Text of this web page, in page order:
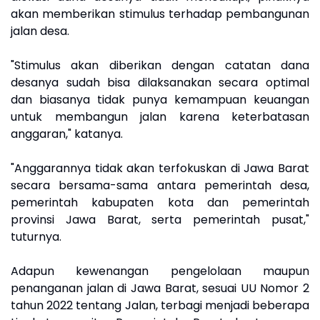
akan memberikan stimulus terhadap pembangunan
jalan desa.
"Stimulus akan diberikan dengan catatan dana
desanya sudah bisa dilaksanakan secara optimal
dan biasanya tidak punya kemampuan keuangan
untuk membangun jalan karena keterbatasan
anggaran," katanya.
"Anggarannya tidak akan terfokuskan di Jawa Barat
secara bersama-sama antara pemerintah desa,
pemerintah kabupaten kota dan pemerintah
provinsi Jawa Barat, serta pemerintah pusat,"
tuturnya.
Adapun kewenangan pengelolaan maupun
penanganan jalan di Jawa Barat, sesuai UU Nomor 2
tahun 2022 tentang Jalan, terbagi menjadi beberapa